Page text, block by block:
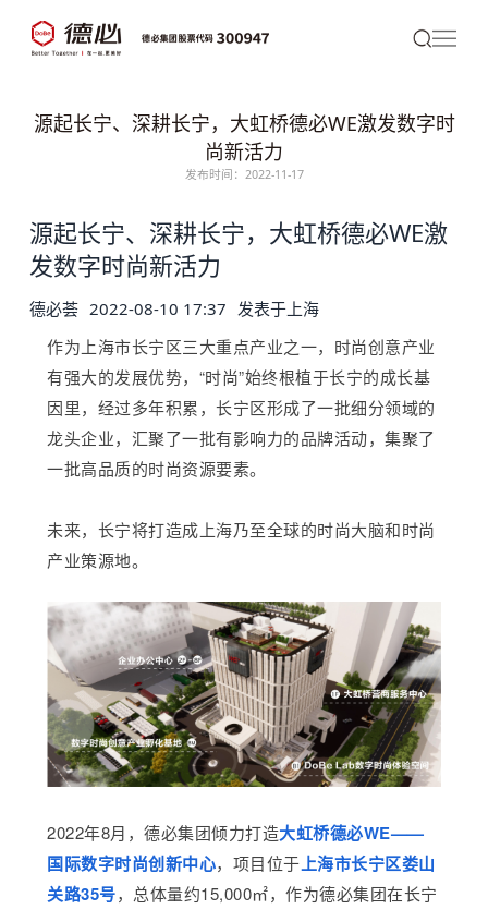
源起长宁、深耕长宁，大虹桥德必WE激发数字时
尚新活力
发布时间：2022-11-17
源起长宁、深耕长宁，大虹桥德必WE激
发数字时尚新活力
德必荟 2022-08-10 17:37 发表于 上海
作为上海市长宁区三大重点产业之一，时尚创意产业
有强大的发展优势，“时尚”始终根植于长宁的成长基
因里，经过多年积累，长宁区形成了一批细分领域的
龙头企业，汇聚了一批有影响力的品牌活动，集聚了
一批高品质的时尚资源要素。
未来，长宁将打造成上海乃至全球的时尚大脑和时尚
产业策源地。
2022年8月，德必集团倾力打造大虹桥德必WE——
国际数字时尚创新中心，项目位于上海市长宁区娄山
关路35号，总体量约15,000㎡，作为德必集团在长宁